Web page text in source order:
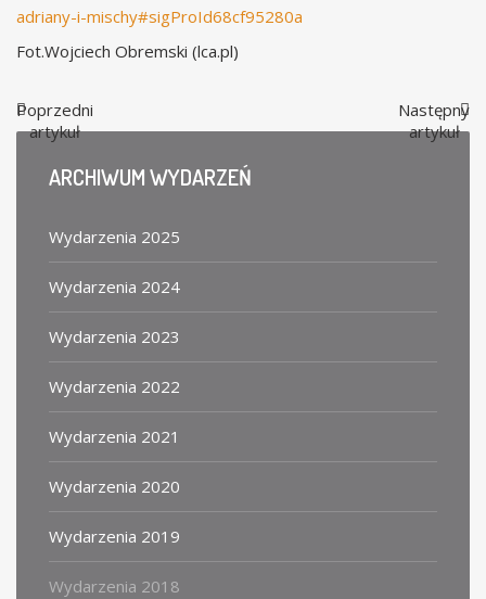
adriany-i-mischy#sigProId68cf95280a
Fot.Wojciech Obremski (lca.pl)
Poprzedni
artykuł
Następny
artykuł
ARCHIWUMWYDARZEŃ
Wydarzenia 2025
Wydarzenia 2024
Wydarzenia 2023
Wydarzenia 2022
Wydarzenia 2021
Wydarzenia 2020
Wydarzenia 2019
Wydarzenia 2018